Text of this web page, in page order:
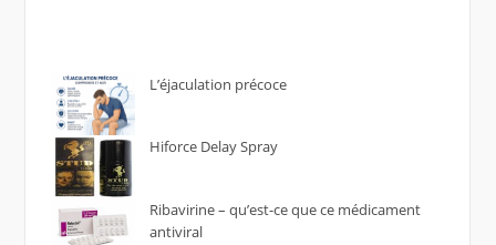
L’éjaculation précoce
Hiforce Delay Spray
Ribavirine – qu’est-ce que ce médicament
antiviral